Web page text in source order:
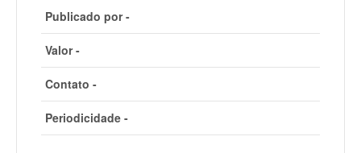
Publicado por -
Valor -
Contato -
Periodicidade -